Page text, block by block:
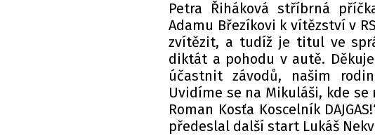
Petra Řiháková stříbrná
Adamu Březíkovi k vítězství v
zvítězit, a tudíž je titul ve
diktát a pohodu v autě.
účastnit závodů, našim
Uvidíme se na Mikuláši, kde
Roman Kosťa Koscelník
předeslal další start Lukáš